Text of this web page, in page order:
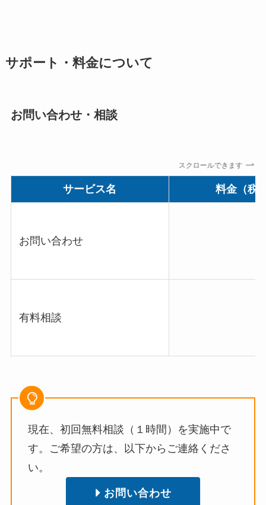
サポート・料金について
お問い合わせ・相談
スクロールできます
サービス名 料金（税
お問い合わせ
有料相談
現在、初回無料相談（１時間）を実施中で
す。ご希望の方は、以下からご連絡くださ
い。
お問い合わせ